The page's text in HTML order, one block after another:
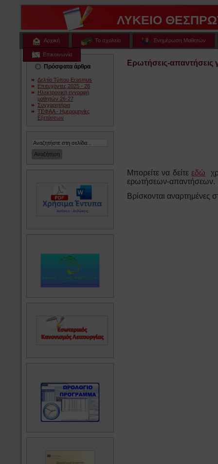
ΛΥΚΕΙΟ
Αρχική Το σχολείο Ενημέρωση Μαθητών
Επικοινωνία
Πρόσφατα άρθρα
Δελτίο Τύπου Erasmus
Επιτυχόντες 2025 - 26
Ηλεκτρονική εγγραφή
μαθητών 26-27
Συγχαρητήρια
ΤΕΦΑΑ - Ημερομηνίες
Εξετάσεων
Ερωτήσεις-απαντήσεις
Μπορείτε να δείτεεδώ
ερωτήσεων-απαντήσεων.
Βρίσκονται αναρτημένες